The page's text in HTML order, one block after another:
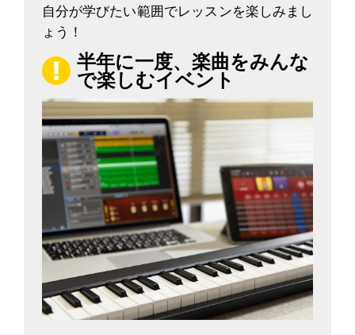
自分が学びたい範囲でレッスンを楽しみまし
ょう！
半年に一度、楽曲をみんな
で楽しむイベント